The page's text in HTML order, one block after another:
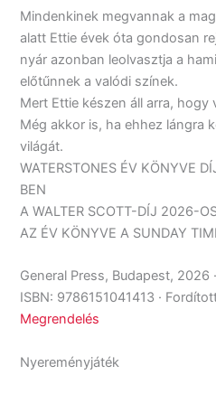
Mindenkinek megvannak a
alatt Ettie évek óta gondosan
nyár azonban leolvasztja a
előtűnnek a valódi színek.
Mert Ettie készen áll arra, hogy
Még akkor is, ha ehhez lángra
világát.
WATERSTONES ÉV KÖNYVE
BEN
A WALTER SCOTT-DÍJ 2026-
AZ ÉV KÖNYVE A SUNDAY
General Press, Budapest, 2026
ISBN: 9786151041413 ·
Megrendelés
Nyereményjáték